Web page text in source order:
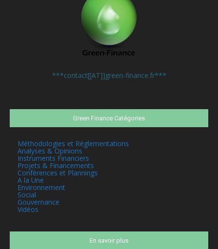
***contact[[AT]]green-finance.fr***
Green Finance Catégories
Méthodologies et Réglementations
Analyses & Opinions
Instruments Financiers
Projets & Financements
Conférences et Plannings
A la Une
Environnement
Social
Gouvernance
Vidéos
En savoir plus